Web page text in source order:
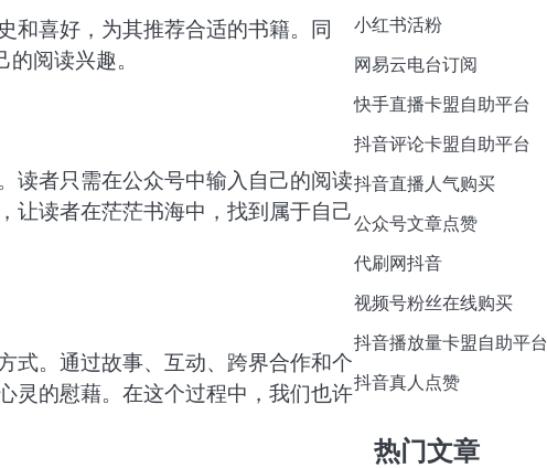
和喜好，为其推荐合适的书籍。同
阅读兴趣。
读者只需在公众号中输入自己的阅读
让读者在茫茫书海中，找到属于自己
式。通过故事、互动、跨界合作和个
灵的慰藉。在这个过程中，我们也许
小红书活粉
网易云电台订阅
快手直播卡盟自助平台
抖音评论卡盟自助平台
抖音直播人气购买
公众号文章点赞
代刷网抖音
视频号粉丝在线购买
抖音播放量卡盟自助平台
抖音真人点赞
热门文章